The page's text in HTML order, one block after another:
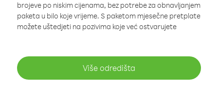
brojeve po niskim cijenama, bez potrebe za obnavljanjem
paketa u bilo koje vrijeme. S paketom mjesečne pretplate
možete uštedjeti na pozivima koje već ostvarujete
Više odredišta